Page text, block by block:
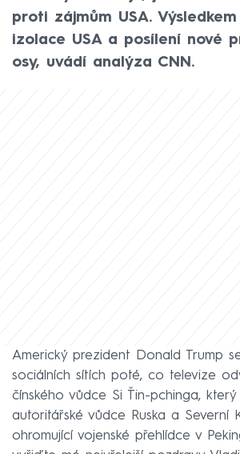
proti zájmům USA.
izolace USA a posílení nové
osy, uvádí analýza CNN.
Americký prezident Donald Trump
sociálních sítích poté, co televize
čínského vůdce Si Ťin-pchinga, který
autoritářské vůdce Ruska a Severní
ohromující vojenské přehlídce v